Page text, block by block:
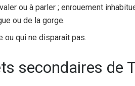
ou à parler ; enrouement
ou de la gorge.
ou qui ne disparaît pas.
secondaires de